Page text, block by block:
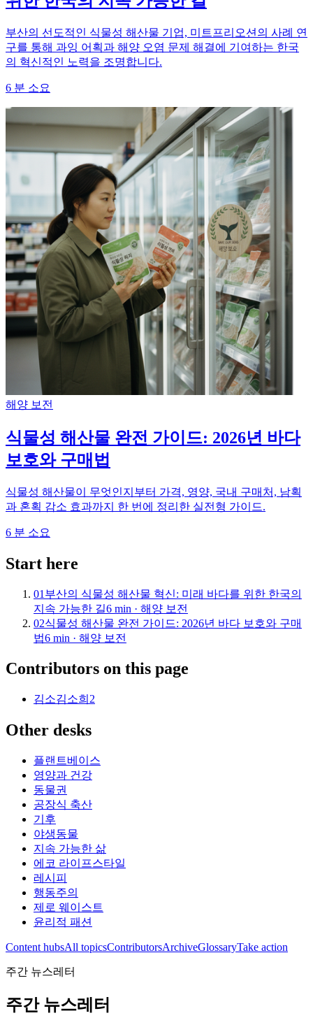
부산의 선도적인 식물성 해산물 기업, 미트프리오션의 사례 연
구를 통해 과잉 어획과 해양 오염 문제 해결에 기여하는 한국
의 혁신적인 노력을 조명합니다.
6 분 소요
해양 보전
식물성 해산물 완전 가이드: 2026년 바다
보호와 구매법
식물성 해산물이 무엇인지부터 가격, 영양, 국내 구매처, 남획
과 혼획 감소 효과까지 한 번에 정리한 실전형 가이드.
6 분 소요
Start here
01 부산의 식물성 해산물 혁신: 미래 바다를 위한 한국의
지속 가능한 길6 min · 해양 보전
02식물성 해산물 완전 가이드: 2026년 바다 보호와 구매
법6 min · 해양 보전
Contributors on this page
김소김소희 2
Other desks
플랜트베이스
영양과 건강
동물권
공장식 축산
기후
야생동물
지속 가능한 삶
에코 라이프스타일
레시피
행동주의
제로 웨이스트
윤리적 패션
Content hubsAll topicsContributorsArchiveGlossaryTake action
주간 뉴스레터
주간 뉴스레터